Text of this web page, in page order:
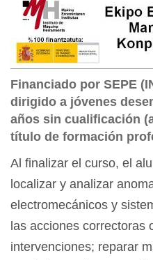
Financiado por SEPE
dirigido a jóvenes
años sin cualificación
título de formación
Al finalizar el curso, el
localizar y analizar
electromecánicos y
las acciones correctoras
intervenciones; reparar